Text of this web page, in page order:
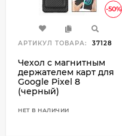
-50%
АРТИКУЛ ТОВАРА: 37128
Чехол с магнитным
держателем карт для
Google Pixel 8
(черный)
НЕТ В НАЛИЧИИ